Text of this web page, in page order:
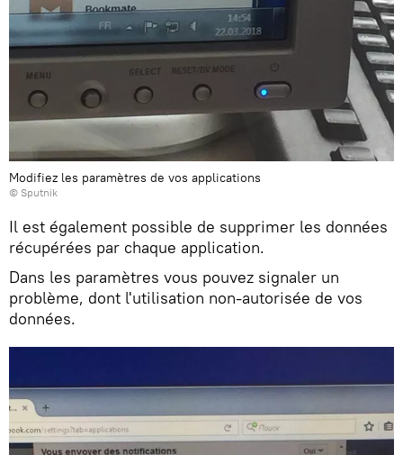
Modifiez les paramètres de vos applications
© Sputnik
Il est également possible de supprimer les données
récupérées par chaque application.
Dans les paramètres vous pouvez signaler un
problème, dont l'utilisation non-autorisée de vos
données.